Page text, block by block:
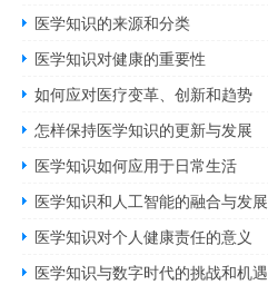
医学知识的来源和分类
医学知识对健康的重要性
如何应对医疗变革、创新和趋势
怎样保持医学知识的更新与发展
医学知识如何应用于日常生活
医学知识和人工智能的融合与发展
医学知识对个人健康责任的意义
医学知识与数字时代的挑战和机遇